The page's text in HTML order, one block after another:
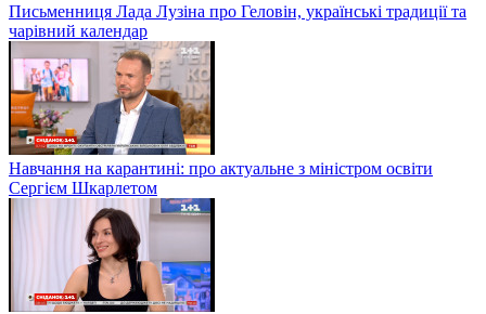
Письменниця Лада Лузіна про Геловін, українські традиції та
чарівний календар
Навчання на карантині: про актуальне з міністром освіти
Сергієм Шкарлетом